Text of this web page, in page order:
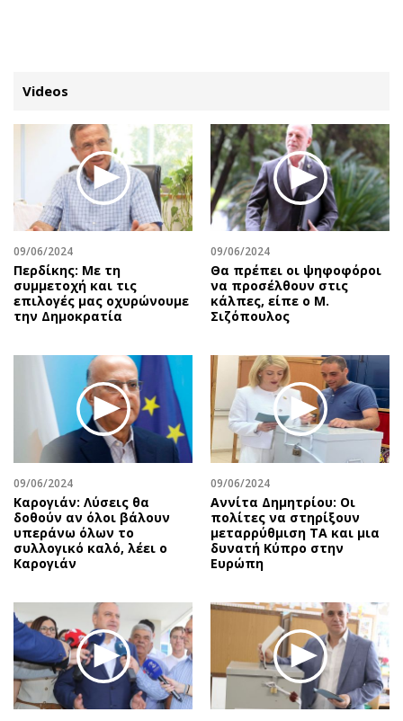
ΚΑΤΗΓΟΡΙΕΣ ΣΥΝΔΕΣΗ
Κύπρος
Παιδεία
Υγεία
Πολιτική
Βουλευτικές 2026
Εκλογές 2024
Δημοσκοπήσεις
Διπλωματία
Αθλητισμός
Κύπρος
Διεθνή
Κληρώσεις Allwyn
Οικονομική
Οικονομία
Real Estate
Επιχειρήσεις
Αγορές
Money Review
AstroBank Properties
Απόψεις
Αρθρογραφία
The Hill
Υγεία
Αγγελίες
Ενοικιάζονται
Ζητούν εργασία
Θέσεις εργασίας
Geek
Νέα
Social
Αυτοκίνηση
Αφιερώματα
Πολιτική
Οικονομία
Αναδρομές
Πρόσωπα
Περιβάλλον
Videos
09/06/2024
Περδίκης: Με τη
συμμετοχή και τις
επιλογές μας οχυρώνουμε
την Δημοκρατία
09/06/2024
Θα πρέπει οι ψηφοφόροι
να προσέλθουν στις
κάλπες, είπε ο Μ.
Σιζόπουλος
09/06/2024
Καρογιάν: Λύσεις θα
δοθούν αν όλοι βάλουν
υπεράνω όλων το
συλλογικό καλό, λέει ο
Καρογιάν
09/06/2024
Αννίτα Δημητρίου: Οι
πολίτες να στηρίξουν
μεταρρύθμιση ΤΑ και μια
δυνατή Κύπρο στην
Ευρώπη